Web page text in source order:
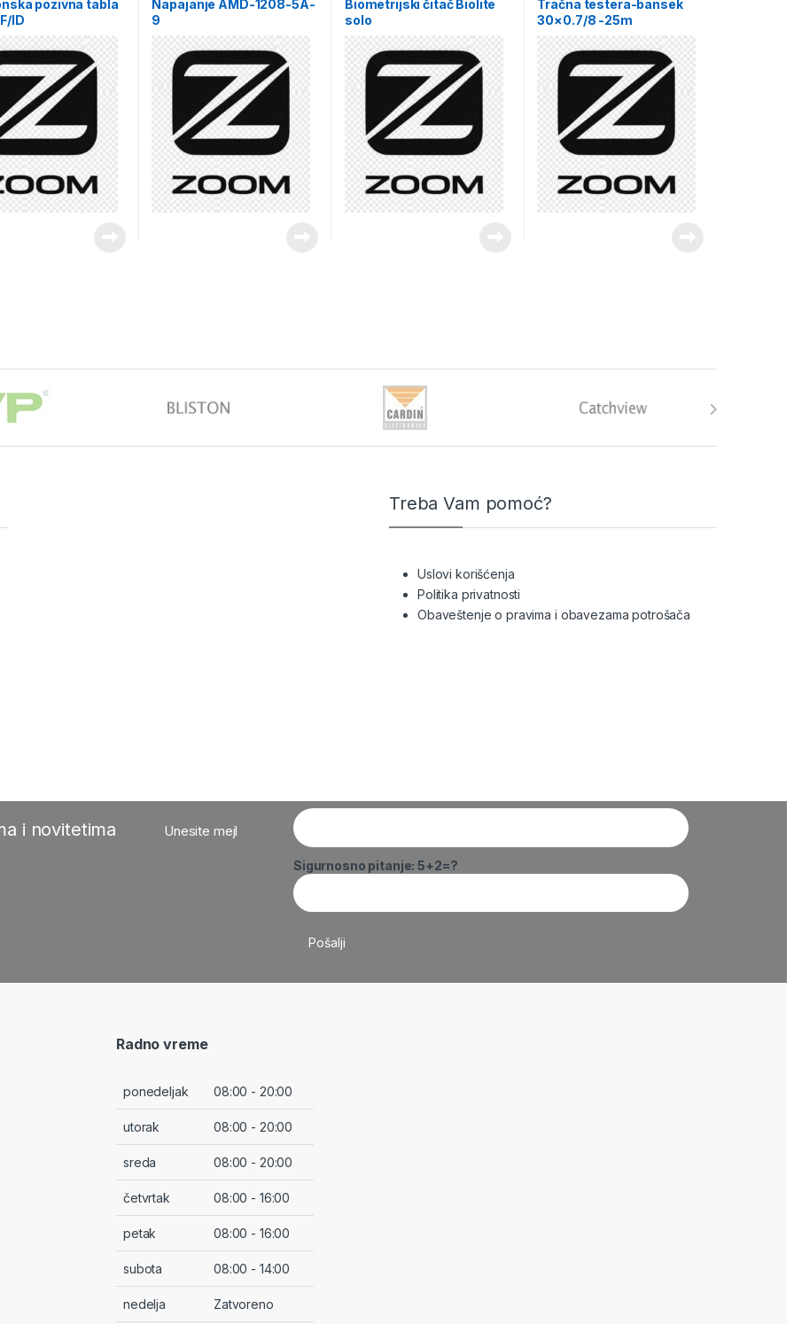
pozivna tabla
ID
Napajanje AMD-1208-5A-
9
Biometrijski čitač Biolite
solo
Tračna testera-bansek
30×0.7/8 -25m
Treba Vam pomoć?
Uslovi korišćenja
Politika privatnosti
Obaveštenje o pravima i obavezama potrošača
i novitetima
Unesite mejl
Sigurnosno pitanje: 5+2=?
Radno vreme
ponedeljak 08:00 - 20:00
utorak 08:00 - 20:00
sreda 08:00 - 20:00
četvrtak 08:00 - 16:00
petak 08:00 - 16:00
subota 08:00 - 14:00
nedelja Zatvoreno